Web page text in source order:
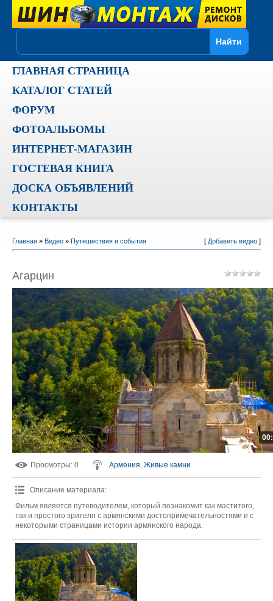
ГЛАВНАЯ СТРАНИЦА
КАТАЛОГ СТАТЕЙ
ФОРУМ
ФОТОАЛЬБОМЫ
ИНТЕРНЕТ-МАГАЗИН
ГОСТЕВАЯ КНИГА
ДОСКА ОБЪЯВЛЕНИЙ
КОНТАКТЫ
Главная» Видео» Путешествия и события [ Добавить видео]
Агарцин
Просмотры: 0 Армения. Живые камни
Описание материала:
Фильм является путеводителем, который познакомит как маститого,
так и простого зрителя с армянскими достопримечательностями и с
некоторыми страницами истории армянского народа.